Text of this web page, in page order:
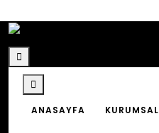
ANASAYFA KURUMSAL